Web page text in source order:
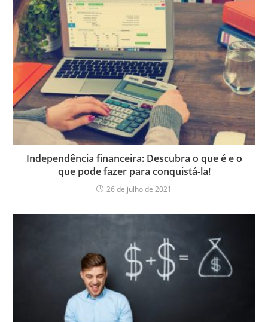
Independência financeira: Descubra o que é e o
que pode fazer para conquistá-la!
26 de julho de 2021